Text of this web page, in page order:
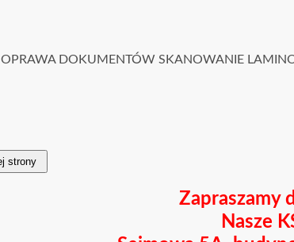
OPRAWA DOKUMENTÓW SKANOWANIE
Zapraszamy
Nasze